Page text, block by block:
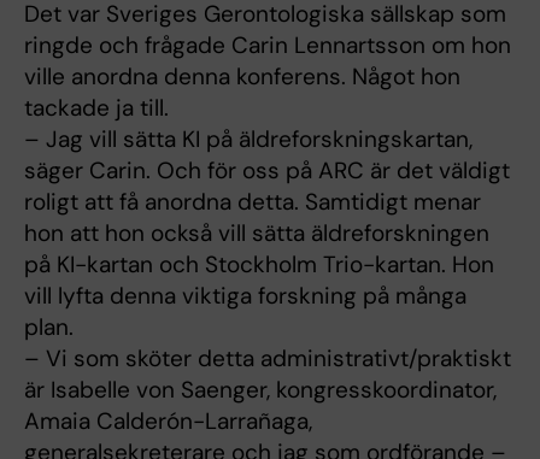
Det var Sveriges Gerontologiska sällskap som
ringde och frågade Carin Lennartsson om hon
ville anordna denna konferens. Något hon
tackade ja till.
– Jag vill sätta KI på äldreforskningskartan,
säger Carin. Och för oss på ARC är det väldigt
roligt att få anordna detta. Samtidigt menar
hon att hon också vill sätta äldreforskningen
på KI-kartan och Stockholm Trio-kartan. Hon
vill lyfta denna viktiga forskning på många
plan.
– Vi som sköter detta administrativt/praktiskt
är Isabelle von Saenger, kongresskoordinator,
Amaia Calderón-Larrañaga,
generalsekreterare och jag som ordförande –